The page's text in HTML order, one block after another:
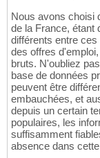
Nous avons choisi
de la France, étant
différents entre
des offres
bruts. N'oubliez
base de données
peuvent être
embauchées, et
depuis un certain
populaires, les
suffisamment
absence dans